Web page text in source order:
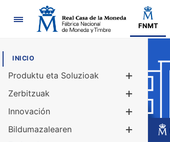
Nabigazioa
FNMT
INICIO
Produktu eta Soluzioak
Zerbitzuak
Innovación
Bildumazalearen